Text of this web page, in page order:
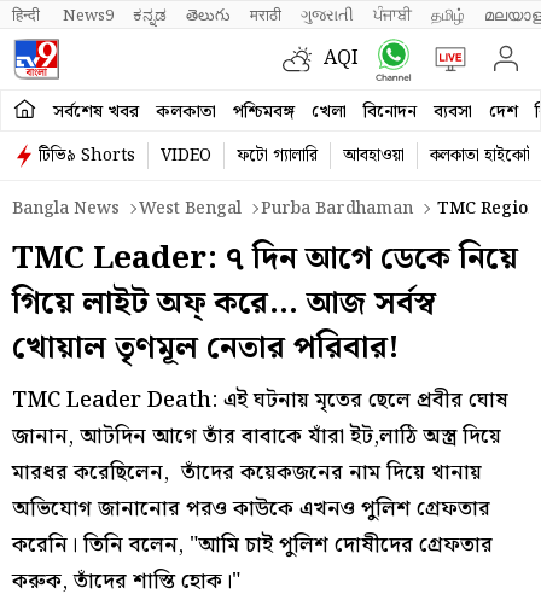
हिन्दी News9 ಕನ್ನಡ తెలుగు मराठी ગુજરાતી ਪੰਜਾਬੀ தமிழ்
AQI
সর্বশেষ খবর কলকাতা পশ্চিমবঙ্গ খেলা বিনোদন ব্যবসা দেশ
টিভি৯ Shorts VIDEO ফটো গ্যালারি আবহাওয়া
কলকাতা হাইকোর্ট
Bangla News
West Bengal Purba Bardhaman TMC
TMC Leader: ৭ দিন আগে ডেকে নিয়ে
গিয়ে লাইট অফ্ করে… আজ সর্বস্ব
খোয়াল তৃণমূল নেতার পরিবার!
TMC Leader Death: এই ঘটনায় মৃতের ছেলে প্রবীর ঘোষ
জানান, আটদিন আগে তাঁর বাবাকে যাঁরা ইট,লাঠি অস্ত্র দিয়ে
মারধর করেছিলেন, তাঁদের কয়েকজনের নাম দিয়ে থানায়
অভিযোগ জানানোর পরও কাউকে এখনও পুলিশ গ্রেফতার
করেনি। তিনি বলেন, "আমি চাই পুলিশ দোষীদের গ্রেফতার
করুক, তাঁদের শাস্তি হোক।"